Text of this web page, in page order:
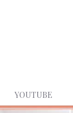
YOUTUBE